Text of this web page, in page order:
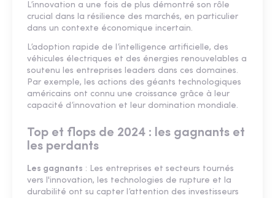
L’innovation a une fois de plus démontré son rôle
crucial dans la résilience des marchés, en particulier
dans un contexte économique incertain.
L’adoption rapide de l’intelligence artificielle, des
véhicules électriques et des énergies renouvelables a
soutenu les entreprises leaders dans ces domaines.
Par exemple, les actions des géants technologiques
américains ont connu une croissance grâce à leur
capacité d’innovation et leur domination mondiale.
Top et flops de 2024 : les gagnants et
les perdants
Les gagnants : Les entreprises et secteurs tournés
vers l'innovation, les technologies de rupture et la
durabilité ont su capter l’attention des investisseurs